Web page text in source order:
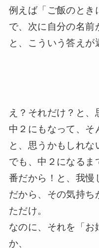
例えば「ご飯のとき
で、次に自分の名前
と、こういう答えが
え？それだけ？と、
中２にもなって、そ
と、思うかもしれな
でも、中２になる
番だから！と、我慢
だから、その気持ち
ただけ。
なのに、それを「お
か、